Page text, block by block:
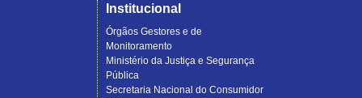
Institucional
Órgãos Gestores e de
Monitoramento
Ministério da Justiça e Segurança
Pública
Secretaria Nacional do Consumidor